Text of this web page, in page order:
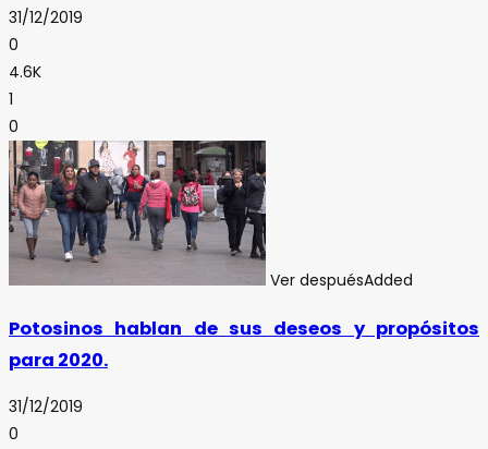
31/12/2019
0
4.6K
1
0
Ver despuésAdded
Potosinos hablan de sus deseos y propósitos
para 2020.
31/12/2019
0